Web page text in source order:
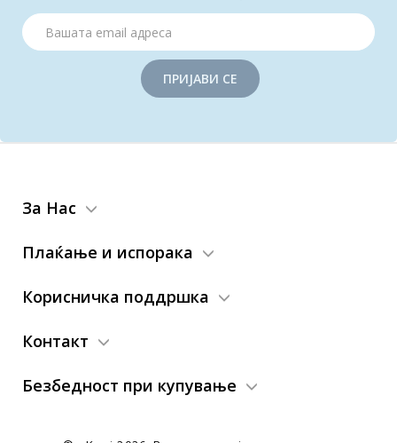
ПРИЈАВИ СЕ
За Нас
Плаќање и испорака
Корисничка поддршка
Контакт
Безбедност при купување